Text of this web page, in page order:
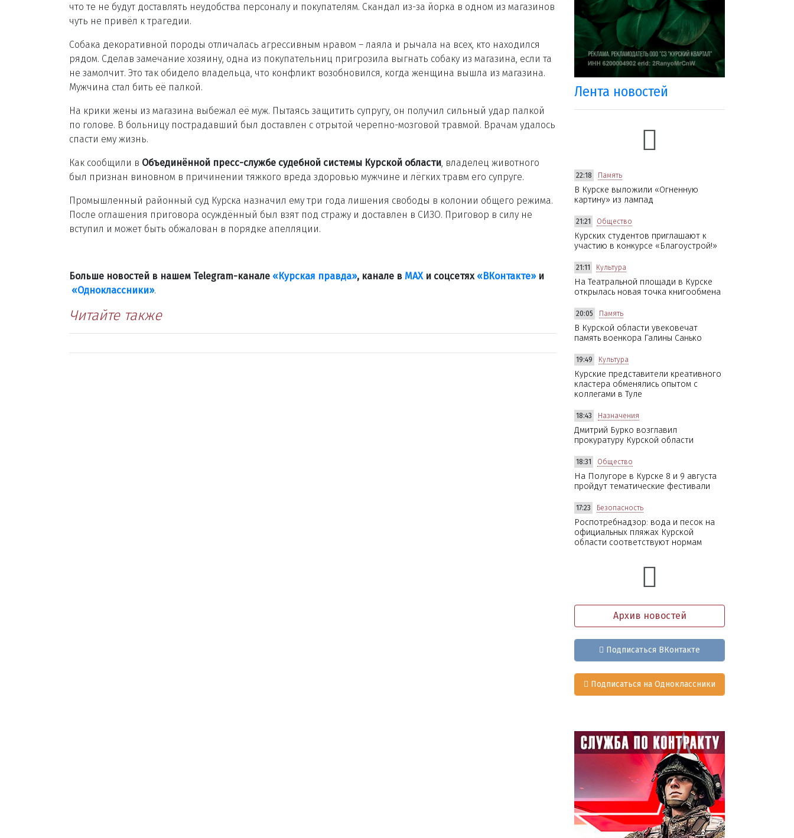
что те не будут доставлять неудобства персоналу и покупателям. Скандал из-за йорка в одном из магазинов
чуть не привёл к трагедии.
Собака декоративной породы отличалась агрессивным нравом – лаяла и рычала на всех, кто находился
рядом. Сделав замечание хозяину, одна из покупательниц пригрозила выгнать собаку из магазина, если та
не замолчит. Это так обидело владельца, что конфликт возобновился, когда женщина вышла из магазина.
Мужчина стал бить её палкой.
На крики жены из магазина выбежал её муж. Пытаясь защитить супругу, он получил сильный удар палкой
по голове. В больницу пострадавший был доставлен с отрытой черепно-мозговой травмой. Врачам удалось
спасти ему жизнь.
Как сообщили в Объединённой пресс-службе судебной системы Курской области , владелец животного
был признан виновном в причинении тяжкого вреда здоровью мужчине и лёгких травм его супруге.
Промышленный районный суд Курска назначил ему три года лишения свободы в колонии общего режима.
После оглашения приговора осуждённый был взят под стражу и доставлен в СИЗО. Приговор в силу не
вступил и может быть обжалован в порядке апелляции.
Больше новостей в нашем Telegram-канале «Курская правда», канале в МАХ и соцсетях «ВКонтакте»и
«Одноклассники».
Читайте также
Лента новостей
22:18 Память
В Курске выложили «Огненную
картину» из лампад
21:21 Общество
Курских студентов приглашают к
участию в конкурсе «Благоустрой!»
21:11 Культура
На Театральной площади в Курске
открылась новая точка книгообмена
20:05 Память
В Курской области увековечат
память военкора Галины Санько
19:49 Культура
Курские представители креативного
кластера обменялись опытом с
коллегами в Туле
18:43 Назначения
Дмитрий Бурко возглавил
прокуратуру Курской области
18:31 Общество
На Полугоре в Курске 8 и 9 августа
пройдут тематические фестивали
17:23 Безопасность
Роспотребнадзор: вода и песок на
официальных пляжах Курской
области соответствуют нормам
Архив новостей
Подписаться ВКонтакте
Подписаться на Одноклассники